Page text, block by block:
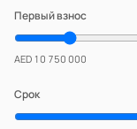
Первый взнос
AED 10 750 000
Срок